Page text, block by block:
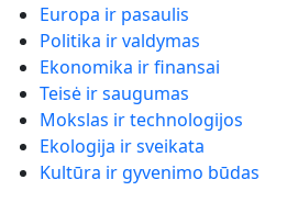
Europa ir pasaulis
Politika ir valdymas
Ekonomika ir finansai
Teisė ir saugumas
Mokslas ir technologijos
Ekologija ir sveikata
Kultūra ir gyvenimo būdas